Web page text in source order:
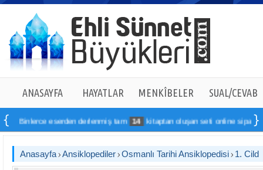
ANASAYFA HAYATLAR MENKÎBELER SUAL/CEVAB
eserden derlenmiş tam 14 kitaptan oluşan seti online sipariş
Anasayfa Ansiklopediler Osmanlı Tarihi Ansiklopedisi 1. Cild